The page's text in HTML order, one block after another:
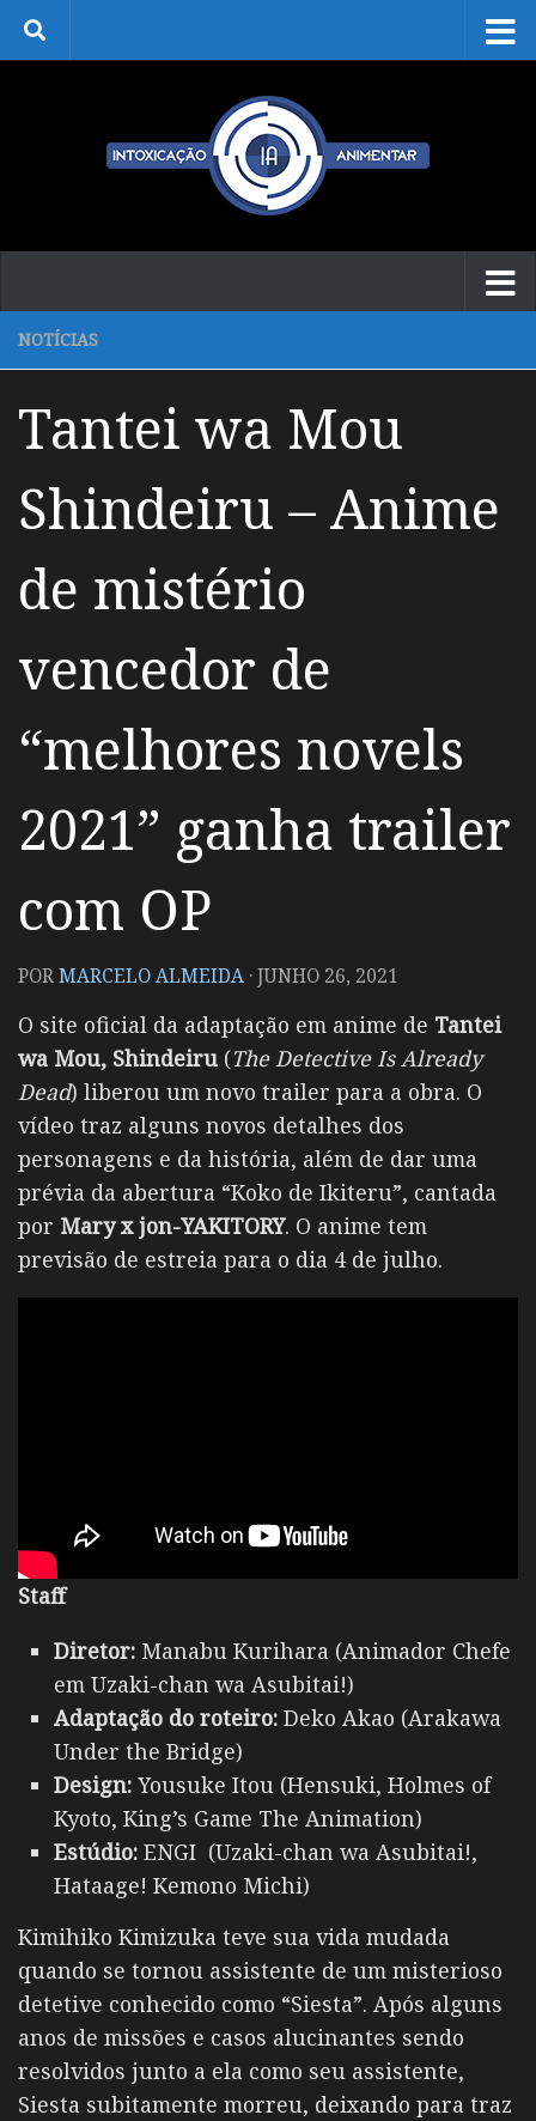
Skip to content
NOTÍCIAS
Tantei wa Mou
Shindeiru – Anime
de mistério
vencedor de
“melhores novels
2021” ganha trailer
com OP
PORMARCELO ALMEIDA ·JUNHO 26, 2021
O site oficial da adaptação em anime de Tantei
wa Mou, Shindeiru (The Detective Is Already
Dead) liberou um novo trailer para a obra. O
vídeo traz alguns novos detalhes dos
personagens e da história, além de dar uma
prévia da abertura “Koko de Ikiteru”, cantada
por Mary x jon-YAKITORY. O anime tem
previsão de estreia para o dia 4 de julho.
Staff
Diretor: Manabu Kurihara (Animador Chefe
em Uzaki-chan wa Asubitai!)
Adaptação do roteiro: Deko Akao (Arakawa
Under the Bridge)
Design: Yousuke Itou (Hensuki, Holmes of
Kyoto, King’s Game The Animation)
Estúdio: ENGI (Uzaki-chan wa Asubitai!,
Hataage! Kemono Michi)
Kimihiko Kimizuka teve sua vida mudada
quando se tornou assistente de um misterioso
detetive conhecido como “Siesta”. Após alguns
anos de missões e casos alucinantes sendo
resolvidos junto a ela como seu assistente,
Siesta subitamente morreu, deixando para traz